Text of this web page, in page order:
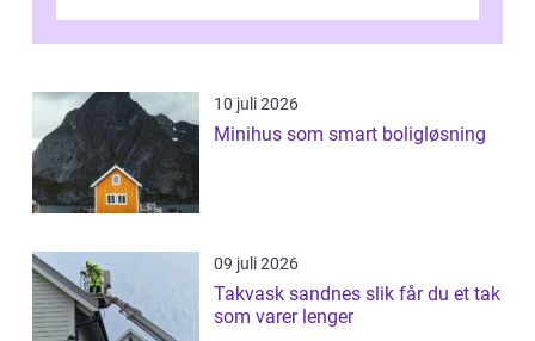
10 juli 2026
Minihus som smart boligløsning
09 juli 2026
Takvask sandnes slik får du et tak
som varer lenger